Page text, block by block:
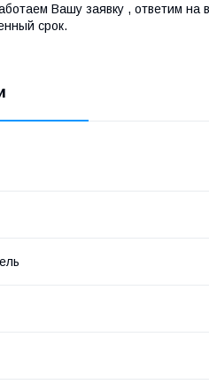
Вашу заявку , ответим на
срок.